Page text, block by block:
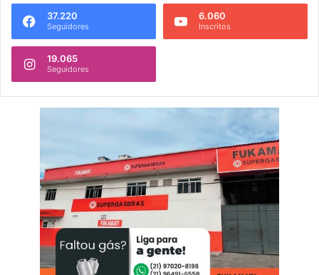
37.220
Seguidores
6.060
Inscritos
19.065
Seguidores